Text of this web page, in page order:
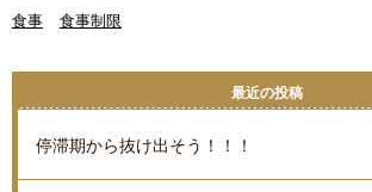
食事
食事制限
最近の投稿
停滞期から抜け出そう！！！